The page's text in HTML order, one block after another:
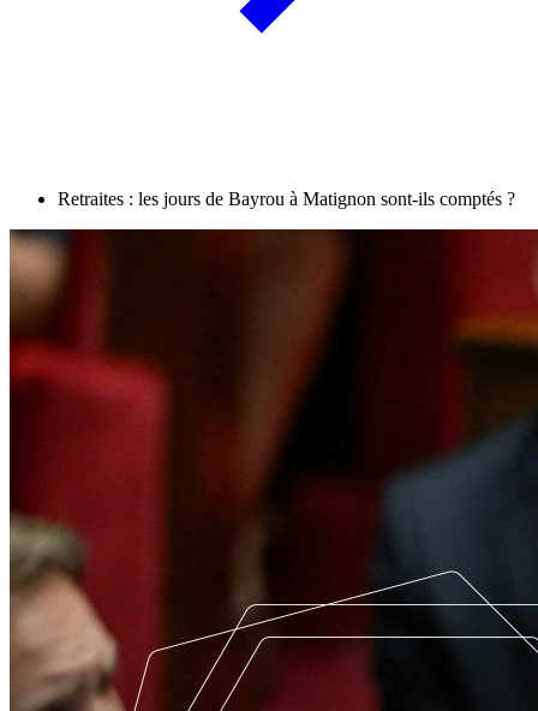
Retraites : les jours de Bayrou à Matignon sont-ils comptés ?